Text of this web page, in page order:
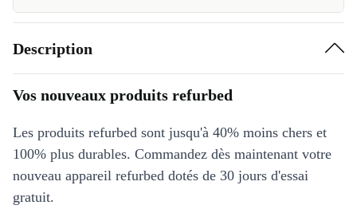
Description
Vos nouveaux produits refurbed
Les produits refurbed sont jusqu'à 40% moins chers et
100% plus durables. Commandez dès maintenant votre
nouveau appareil refurbed dotés de 30 jours d'essai
gratuit.